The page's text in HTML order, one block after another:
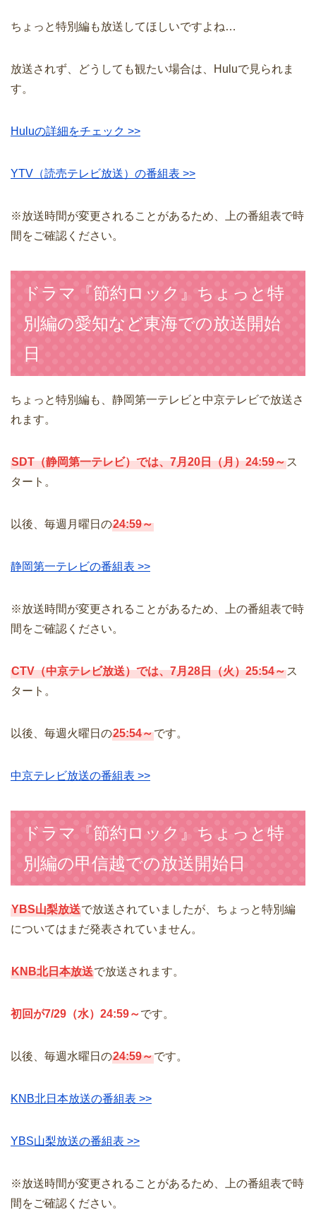
ちょっと特別編も放送してほしいですよね…
放送されず、どうしても観たい場合は、Huluで見られま
す。
Huluの詳細をチェック >>
YTV（読売テレビ放送）の番組表 >>
※放送時間が変更されることがあるため、上の番組表で時
間をご確認ください。
ドラマ『節約ロック』ちょっと特
別編の愛知など東海での放送開始
日
ちょっと特別編も、静岡第一テレビと中京テレビで放送さ
れます。
SDT（静岡第一テレビ）では、7月20日（月）24:59～ス
タート。
以後、毎週月曜日の24:59～
静岡第一テレビの番組表 >>
※放送時間が変更されることがあるため、上の番組表で時
間をご確認ください。
CTV（中京テレビ放送）では、7月28日（火）25:54～ス
タート。
以後、毎週火曜日の25:54～です。
中京テレビ放送の番組表 >>
ドラマ『節約ロック』ちょっと特
別編の甲信越での放送開始日
YBS山梨放送で放送されていましたが、ちょっと特別編
についてはまだ発表されていません。
KNB北日本放送で放送されます。
初回が7/29（水）24:59～です。
以後、毎週水曜日の24:59～です。
KNB北日本放送の番組表 >>
YBS山梨放送の番組表 >>
※放送時間が変更されることがあるため、上の番組表で時
間をご確認ください。